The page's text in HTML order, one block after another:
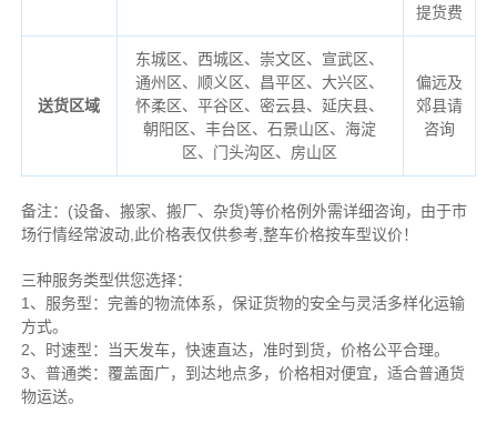
提货费
送货区域
东城区、西城区、崇文区、宣武区、
通州区、顺义区、昌平区、大兴区、
怀柔区、平谷区、密云县、延庆县、
朝阳区、丰台区、石景山区、海淀
区、门头沟区、房山区
偏远及
郊县请
咨询
备注： (设备、搬家、搬厂、杂货)等价格例外需详细咨询，由于市
场行情经常波动,此价格表仅供参考,整车价格按车型议价！
三种服务类型供您选择：
1、服务型：完善的物流体系，保证货物的安全与灵活多样化运输
方式。
2、时速型：当天发车，快速直达，准时到货，价格公平合理。
3、普通类：覆盖面广，到达地点多，价格相对便宜，适合普通货
物运送。